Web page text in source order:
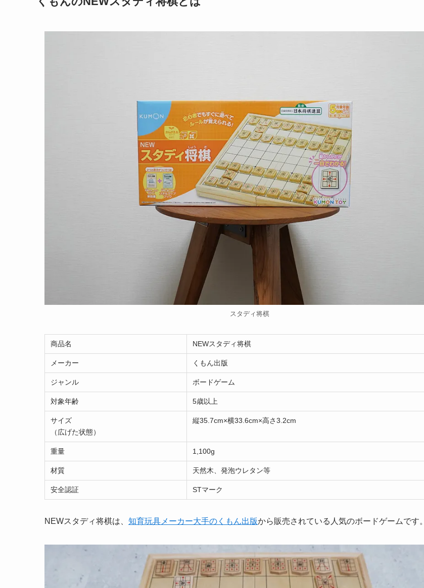
スタディ将棋
商品名 NEWスタディ将棋
メーカー くもん出版
ジャンル ボードゲーム
対象年齢 5歳以上
サイズ
（広げた状態）
縦35.7cm×横33.6cm×高さ3.2cm
重量 1,100g
材質 天然木、発泡ウレタン等
安全認証 STマーク
NEWスタディ将棋は、 知育玩具メーカー大手のくもん出版から販売されている人気のボードゲームです。